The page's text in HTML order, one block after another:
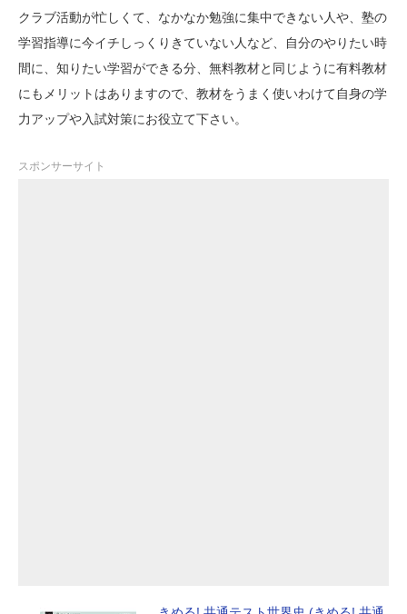
クラブ活動が忙しくて、なかなか勉強に集中できない人や、塾の
学習指導に今イチしっくりきていない人など、自分のやりたい時
間に、知りたい学習ができる分、無料教材と同じように有料教材
にもメリットはありますので、教材をうまく使いわけて自身の学
力アップや入試対策にお役立て下さい。
スポンサーサイト